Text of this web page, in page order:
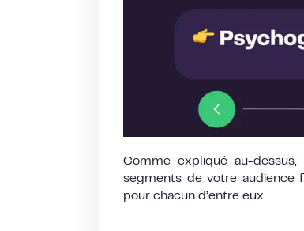
Comme expliqué au-
segments de votre audience
pour chacun d’entre eux.